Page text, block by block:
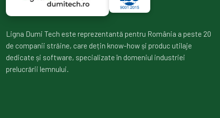
Ligna Dumi Tech este reprezentantă pentru România a peste 20
de companii străine, care dețin know-how și produc utilaje
dedicate și software, specializate în domeniul industriei
prelucrării lemnului.